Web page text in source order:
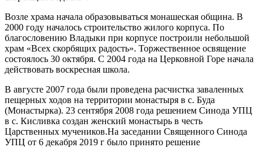
Возле храма начала образовываться монашеская община. В
2000 году началось строительство жилого корпуса. По
благословению Владыки при корпусе построили небольшой
храм «Всех скорбящих радость». Торжественное освящение
состоялось 30 октября. С 2004 года на Церковной Горе начала
действовать воскресная школа.
В августе 2007 года были проведена расчистка заваленных
пещерных ходов на территории монастыря в с. Буда
(Монастырка). 23 сентября 2008 года решением Синода УПЦ
в с. Кисливка создан женский монастырь в честь
Царственных мучеников.На заседании Священного Синода
УПЦ от 6 декабря 2019 г было принято решение